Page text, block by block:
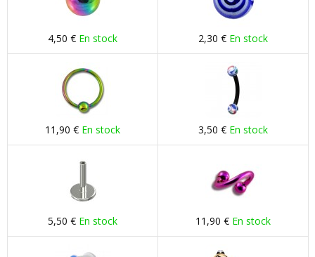
4,50 € En stock 2,30 € En stock
11,90 € En stock 3,50 € En stock
5,50 € En stock 11,90 € En stock